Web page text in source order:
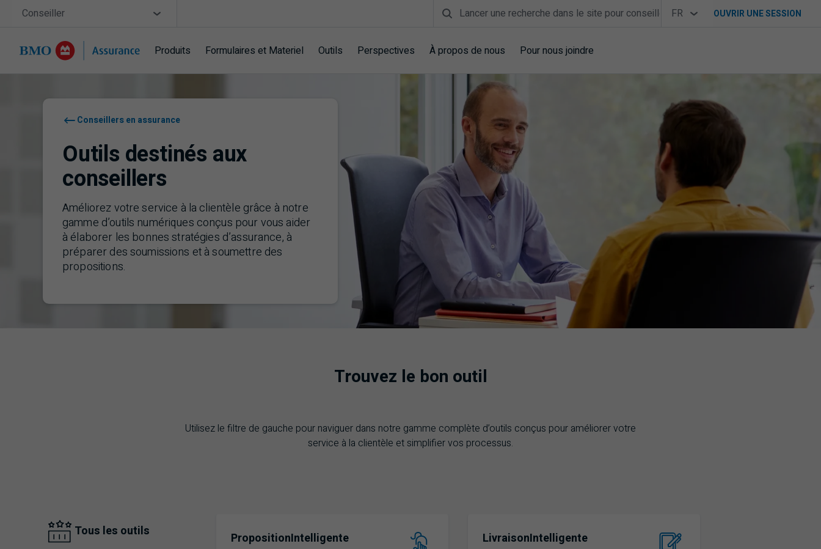
Sauter la navigation
Site Selector
Conseiller Barre de recherche Sélecteur de langue
FR
Français OUVRIR UNE SESSION
Produits Formulaires et Materiel Outils Perspectives À propos de nous Pour nous joindre
Conseillers en assurance
Outils destinés aux
conseillers
Améliorez votre service à la clientèle grâce à notre
gamme d’outils numériques conçus pour vous aider
à élaborer les bonnes stratégies d’assurance, à
préparer des soumissions et à soumettre des
propositions.
Trouvez le bon outil
Utilisez le filtre de gauche pour naviguer dans notre gamme complète d’outils conçus pour améliorer votre
service à la clientèle et simplifier vos processus.
Tous les outils
PropositionIntelligente LivraisonIntelligente